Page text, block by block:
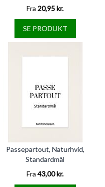
Fra 20,95 kr.
SE PRODUKT
Passepartout, Naturhvid,
Standardmål
Fra 43,00 kr.